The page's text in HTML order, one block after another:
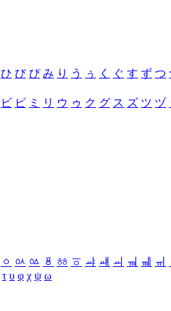
ひ び ぴ み り う ぅ く ぐ す ず つ
ビ ピ ミ リ ウ ゥ ク グ ス ズ ツ ヅ
ㆁ ㆂ ㆃ ㆄ ㆅ ㆆ ㆇ ㆈ ㆉ ㆊ ㆋ ㆌ
τ υ φ χ ψ ω